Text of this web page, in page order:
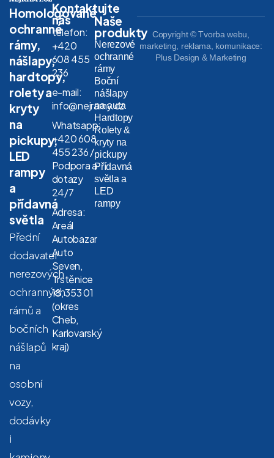
Homologované
ochranné
rámy,
nášlapy,
hardtopy,
rolety a
kryty
na
pickupy,
LED
rampy
a
přídavná
světla
Přední
dodavatel
nerezových
ochranných
rámů a
bočních
nášlapů
na
osobní
vozy,
dodávky
i
Kontaktujte
nás
telefon:
+420
608 455
236
e-mail:
info@nejramy.cz
Whatsapp:
+420 608
455 236 /
Podpora a
dotazy
24/7
Adresa:
Areál
Autobazar
Auto
Seven,
Trstěnice
18, 353 01
(okres
Cheb,
Karlovarský
kraj)
Naše
produkty
Nerezové
ochranné
rámy
Boční
nášlapy
na auta
Hardtopy
Rolety &
kryty na
pickupy
Přídavná
světla a
LED
rampy
Copyright © Tvorba webu,
marketing, reklama, komunikace:
Plus Design & Marketing